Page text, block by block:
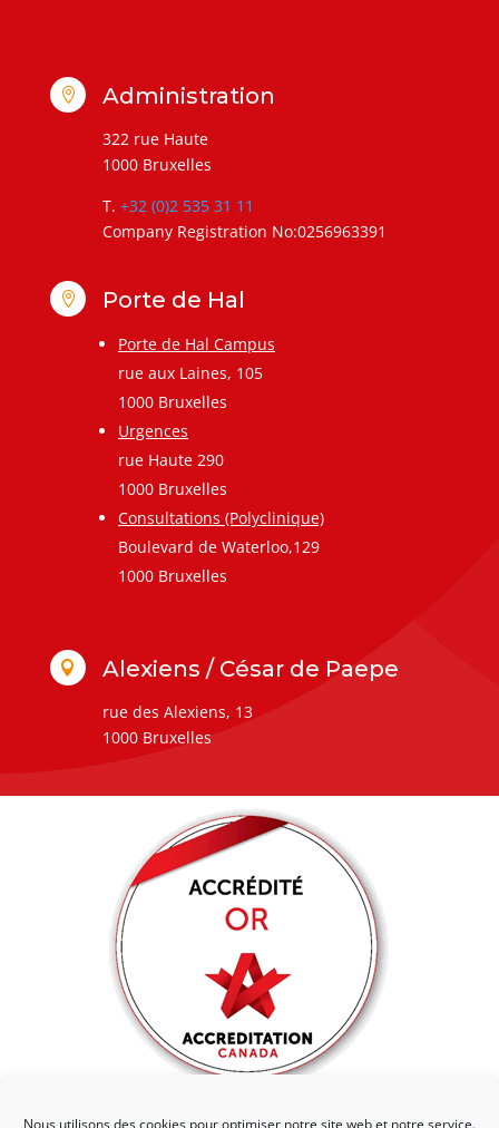
Nous utilisons des cookies pour optimiser notre site web et notre service.
 Administration
322 rue Haute
1000 Bruxelles
T. +32 (0)2 535 31 11
Company Registration No:0256963391
 Porte de Hal
Porte de Hal Campus
rue aux Laines, 105
1000 Bruxelles
Urgences
rue Haute 290
1000 Bruxelles
Consultations (Polyclinique)
Boulevard de Waterloo,129
1000 Bruxelles
 Alexiens / César de Paepe
rue des Alexiens, 13
1000 Bruxelles